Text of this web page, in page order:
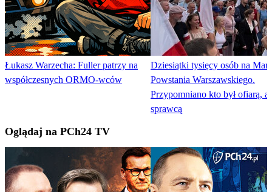
Łukasz Warzecha: Fuller patrzy na
współczesnych ORMO-wców
Dziesiątki tysięcy osób na
Powstania Warszawskiego.
Przypomniano kto był ofiarą, a
sprawcą
Oglądaj na PCh24 TV